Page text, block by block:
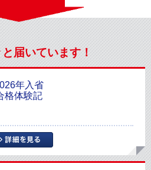
届いています！
年入省
格体験記